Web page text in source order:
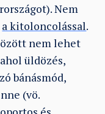
Nem
a kitoloncolással.
nem lehet
üldözés,
bánásmód,
(vö.